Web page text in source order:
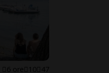
6 ore 10 47